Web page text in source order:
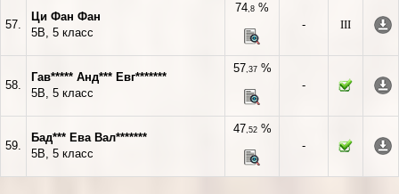
57.
Ци Фан Фан
5В, 5 класс
74,8 %
-
III
58.
Гав***** Анд*** Евг*******
5В, 5 класс
57,37%
-
59.
Бад*** Ева Вал*******
5В, 5 класс
47,52%
-